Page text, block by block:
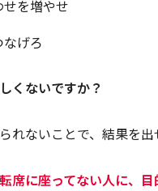
を増やせ
げろ
くないですか？
れないことで、結果を出
席に座ってない人に、